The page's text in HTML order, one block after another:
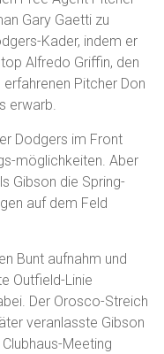
Gary Gaetti zu
Kader, indem er
Alfredo Griffin, den
Pitcher Don
erwarb.
Dodgers im Front
möglichkeiten. Aber
Gibson die Spring-
auf dem Feld
Bunt aufnahm und
Outfield-Linie
Der Orosco-Streich
veranlasste Gibson
Meeting